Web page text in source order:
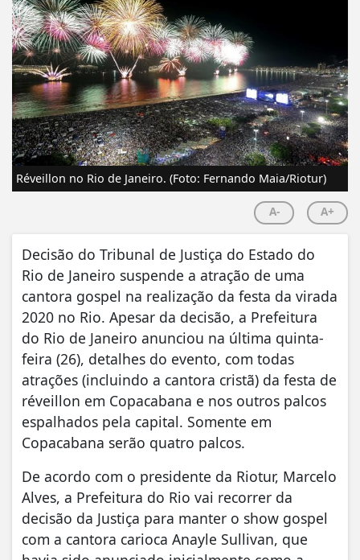
Réveillon no Rio de Janeiro. (Foto: Fernando Maia/Riotur)
A- A+
Decisão do Tribunal de Justiça do Estado do
Rio de Janeiro suspende a atração de uma
cantora gospel na realização da festa da virada
2020 no Rio. Apesar da decisão, a Prefeitura
do Rio de Janeiro anunciou na última quinta-
feira (26), detalhes do evento, com todas
atrações (incluindo a cantora cristã) da festa de
réveillon em Copacabana e nos outros palcos
espalhados pela capital. Somente em
Copacabana serão quatro palcos.
De acordo com o presidente da Riotur, Marcelo
Alves, a Prefeitura do Rio vai recorrer da
decisão da Justiça para manter o show gospel
com a cantora carioca Anayle Sullivan, que